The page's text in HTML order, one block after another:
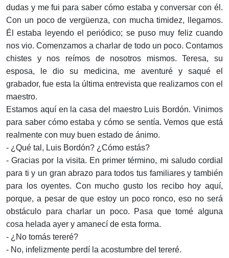
dudas y me fui para saber cómo estaba y conversar con él.
Con un poco de vergüenza, con mucha timidez, llegamos.
Él estaba leyendo el periódico; se puso muy feliz cuando
nos vio. Comenzamos a charlar de todo un poco. Contamos
chistes y nos reímos de nosotros mismos. Teresa, su
esposa, le dio su medicina, me aventuré y saqué el
grabador, fue esta la última entrevista que realizamos con el
maestro.
Estamos aquí en la casa del maestro Luis Bordón. Vinimos
para saber cómo estaba y cómo se sentía. Vemos que está
realmente con muy buen estado de ánimo.
- ¿Qué tal, Luis Bordón? ¿Cómo estás?
- Gracias por la visita. En primer término, mi saludo cordial
para ti y un gran abrazo para todos tus familiares y también
para los oyentes. Con mucho gusto los recibo hoy aquí,
porque, a pesar de que estoy un poco ronco, eso no será
obstáculo para charlar un poco. Pasa que tomé alguna
cosa helada ayer y amanecí de esta forma.
- ¿No tomás tereré?
- No, infelizmente perdí la acostumbre del tereré.